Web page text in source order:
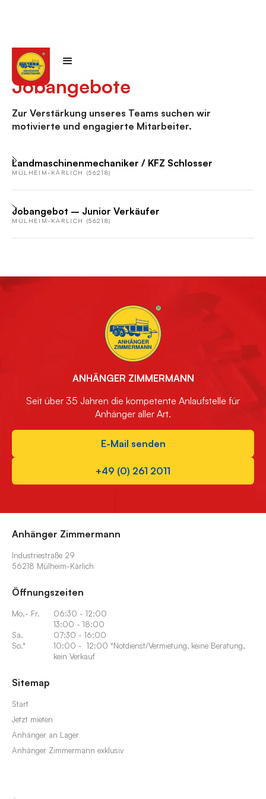
Jobangebote
Zur Verstärkung unseres Teams suchen wir
motivierte und engagierte Mitarbeiter.
Landmaschinenmechaniker / KFZ Schlosser
MÜLHEIM-KÄRLICH (56218)
Jobangebot – Junior Verkäufer
MÜLHEIM-KÄRLICH (56218)
ANHÄNGER ZIMMERMANN
Seit über 35 Jahren die kompetente Anlaufstelle für
Anhänger aller Art.
E-Mail senden
+49 (0) 261 2011
Anhänger Zimmermann
Industriestraße 29
56218 Mülheim-Kärlich
Öffnungszeiten
Mo.- Fr.
06:30 - 12:00
13:00 - 18:00
Sa.
07:30 - 16:00
So.*
10:00 - 12:00 *Notdienst/Vermietung, keine Beratung,
kein Verkauf
Sitemap
Start
Jetzt mieten
Anhänger an Lager
Anhänger Zimmermann exklusiv